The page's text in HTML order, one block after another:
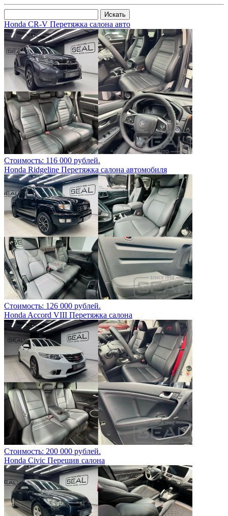
Honda CR-V Перетяжка салона авто
Стоимость: 116 000 рублей.
Honda Ridgeline Перетяжка салона автомобиля
Стоимость: 126 000 рублей.
Honda Accord VIII Перетяжка салона
Стоимость: 200 000 рублей.
Honda Civic Перешив салона